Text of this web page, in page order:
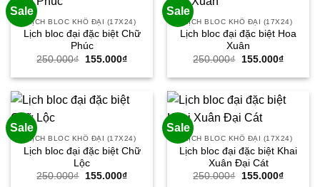
Sale
LỊCH BLOC KHỔ ĐẠI (17X24)
Lịch bloc đại đặc biệt Chữ
Phúc
250.000₫
Giá
là:
155.000₫Giá
tại
155.000₫.
Sale
LỊCH BLOC KHỔ ĐẠI (17X24)
Lịch bloc đại đặc biệt Hoa
Xuân
250.000₫
Giá
là:
155.000₫Giá
tại
Sale
LỊCH BLOC KHỔ ĐẠI (17X24)
Lịch bloc đại đặc biệt Chữ
Lộc
250.000₫
Giá
155.000₫Giá
Sale
LỊCH BLOC KHỔ ĐẠI (17X24)
Lịch bloc đại đặc biệt Khai
Xuân Đại Cát
250.000₫
Giá
155.000₫Giá